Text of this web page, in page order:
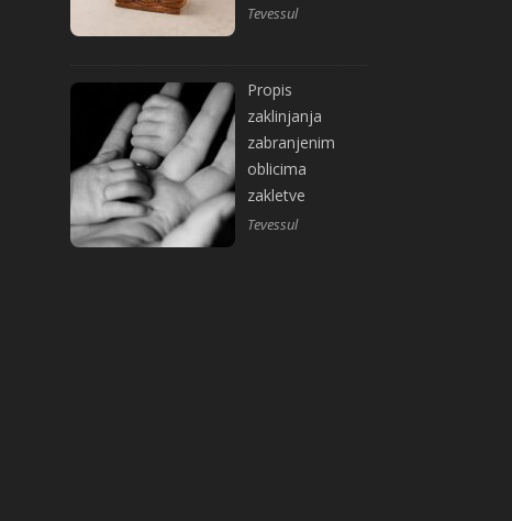
Tevessul
Propis
zaklinjanja
zabranjenim
oblicima
zakletve
Tevessul